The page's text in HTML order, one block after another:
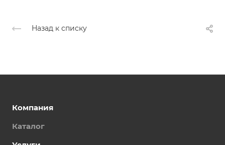
Назад к списку
Компания
Каталог